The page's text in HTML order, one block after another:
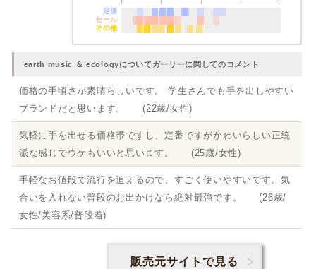
定価
セール
その他
earth music ＆ ecologyについてガーリーに関してのコメント
価格の手頃さが素晴らしいです。 学生さんでも手を出しやすい
ブランドだと思います。 (22歳/女性)
気軽に手を出せる価格帯ですし、定番ですがかわいらしい正統
派な感じでウケもいいと思います。 (25歳/女性)
手軽なお値段で流行を追えるので、すごく使いやすいです。気
合いを入れない普段のお出かけなら絶対最強です。 (26歳/
女性/美容系/普段着)
販売元サイトで見る